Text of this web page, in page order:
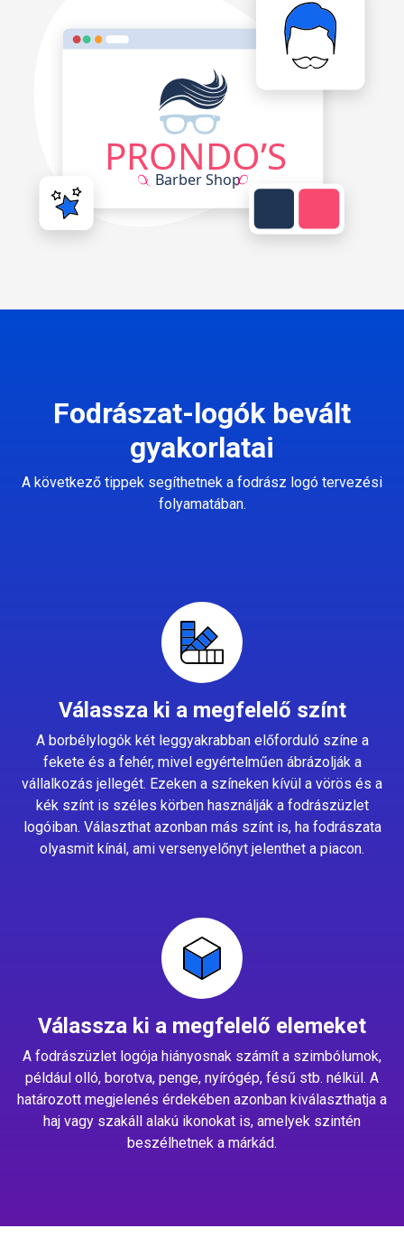
Fodrászat-logók bevált
gyakorlatai
A következő tippek segíthetnek a fodrász logó tervezési
folyamatában.
Válassza ki a megfelelő színt
A borbélylogók két leggyakrabban előforduló színe a
fekete és a fehér, mivel egyértelműen ábrázolják a
vállalkozás jellegét. Ezeken a színeken kívül a vörös és a
kék színt is széles körben használják a fodrászüzlet
logóiban. Választhat azonban más színt is, ha fodrászata
olyasmit kínál, ami versenyelőnyt jelenthet a piacon.
Válassza ki a megfelelő elemeket
A fodrászüzlet logója hiányosnak számít a szimbólumok,
például olló, borotva, penge, nyírógép, fésű stb. nélkül. A
határozott megjelenés érdekében azonban kiválaszthatja a
haj vagy szakáll alakú ikonokat is, amelyek szintén
beszélhetnek a márkád.